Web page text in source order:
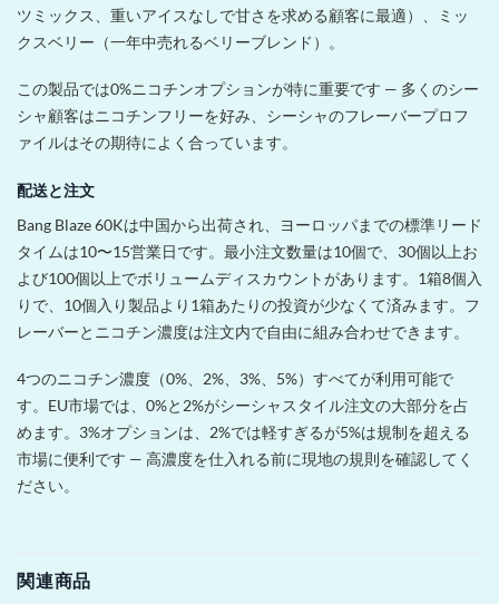
ツミックス、重いアイスなしで甘さを求める顧客に最適）、ミッ
クスベリー（一年中売れるベリーブレンド）。
この製品では0%ニコチンオプションが特に重要です — 多くのシー
シャ顧客はニコチンフリーを好み、シーシャのフレーバープロフ
ァイルはその期待によく合っています。
配送と注文
Bang Blaze 60Kは中国から出荷され、ヨーロッパまでの標準リード
タイムは10〜15営業日です。最小注文数量は10個で、30個以上お
よび100個以上でボリュームディスカウントがあります。1箱8個入
りで、10個入り製品より1箱あたりの投資が少なくて済みます。フ
レーバーとニコチン濃度は注文内で自由に組み合わせできます。
4つのニコチン濃度（0%、2%、3%、5%）すべてが利用可能で
す。EU市場では、0%と2%がシーシャスタイル注文の大部分を占
めます。3%オプションは、2%では軽すぎるが5%は規制を超える
市場に便利です — 高濃度を仕入れる前に現地の規則を確認してく
ださい。
関連商品